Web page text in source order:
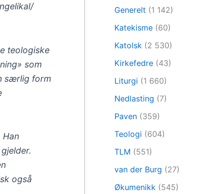
teologiske
som
særlig form
Han
også
Generelt (1 142)
Katekisme (60)
Katolsk (2 530)
Kirkefedre (43)
Liturgi (1 660)
Nedlasting (7)
Paven (359)
Teologi (604)
TLM (551)
van der Burg (27)
Økumenikk (545)